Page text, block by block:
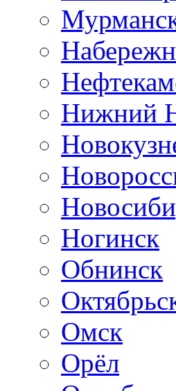
Нижний
Ногинск
Обнинск
Омск
Орёл